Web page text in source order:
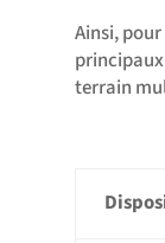
Ainsi,
terrain